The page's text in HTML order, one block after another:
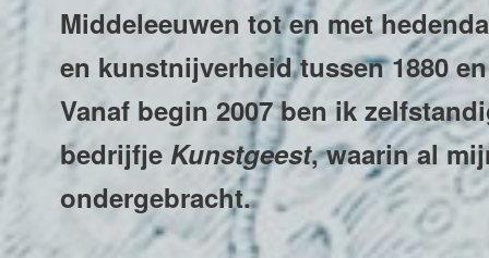
Middeleeuwen tot en met
en kunstnijverheid tussen 1880
Vanaf begin 2007 ben ik
bedrijfje Kunstgeest, waarin al
ondergebracht.